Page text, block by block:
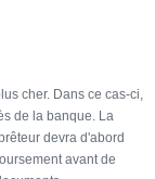
cher. Dans ce cas-ci,
de la banque. La
devra d'abord
avant de